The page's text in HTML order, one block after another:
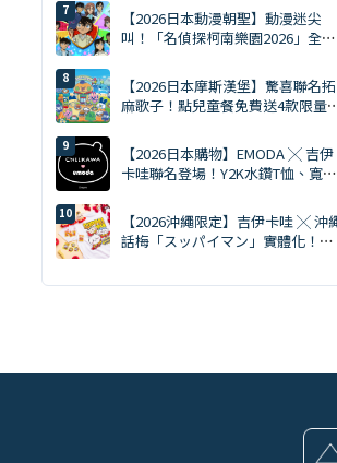
【2026日本動漫朝聖】動漫迷尖
叫！「名偵探柯南樂園2026」全日
色拍照會、交通預約懶人包
【2026日本摩斯漢堡】驚喜聯名拓
麻歌子！點兒童餐免費送4款限量
【2026日本購物】EMODA ╳ 吉伊
卡哇聯名登場！Y2K水鑽T恤、寬版
【2026沖繩限定】吉伊卡哇 ╳ 沖
話梅「スッパイマン」實體化！黃